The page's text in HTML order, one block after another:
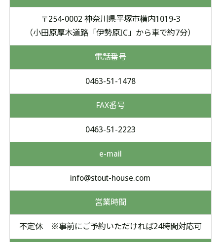
〒254-0002 神奈川県平塚市横内1019-3
（小田原厚木道路「伊勢原IC」から車で約7分）
電話番号
0463-51-1478
FAX番号
0463-51-2223
e-mail
info@stout-house.com
営業時間
不定休 ※事前にご予約いただければ24時間対応可